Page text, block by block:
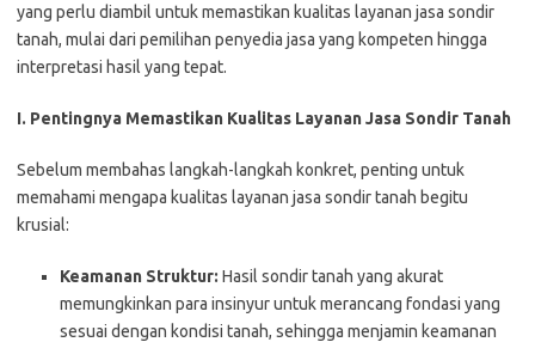
yang perlu diambil untuk memastikan kualitas layanan jasa sondir
tanah, mulai dari pemilihan penyedia jasa yang kompeten hingga
interpretasi hasil yang tepat.
I. Pentingnya Memastikan Kualitas Layanan Jasa Sondir Tanah
Sebelum membahas langkah-langkah konkret, penting untuk
memahami mengapa kualitas layanan jasa sondir tanah begitu
krusial:
Keamanan Struktur: Hasil sondir tanah yang akurat
memungkinkan para insinyur untuk merancang fondasi yang
sesuai dengan kondisi tanah, sehingga menjamin keamanan